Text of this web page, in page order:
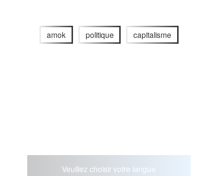
amok politique capitalisme
Veuillez choisir votre langue